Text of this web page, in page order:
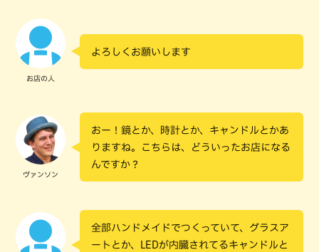
お店の人
よろしくお願いします
ヴァンソン
おー！鏡とか、時計とか、キャンドルとかあ
りますね。こちらは、どういったお店になる
んですか？
全部ハンドメイドでつくっていて、グラスア
ートとか、LEDが内臓されてるキャンドルと